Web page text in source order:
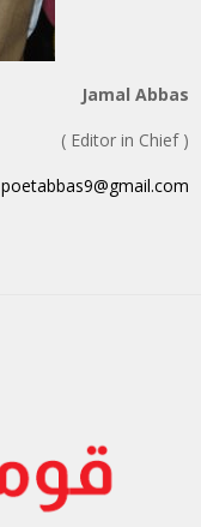
Jamal Abbas
( Editor in Chief )
poetabbas9@gmail.com